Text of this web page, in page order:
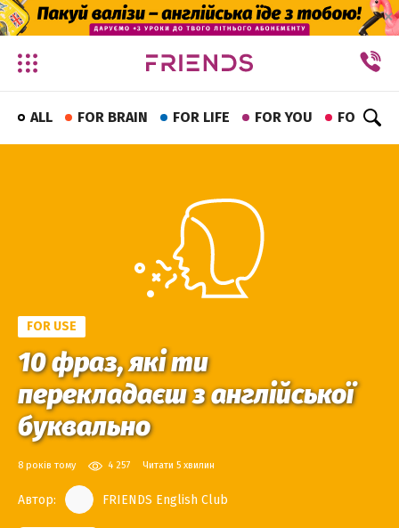
✕
ALL FOR BRAIN FOR LIFE FOR YOU FOR FUN
FOR USE
10 фраз, які ти
перекладаєш з англійської
буквально
8 років тому 4 257 Читати 5 хвилин
Автор: FRIENDS English Club